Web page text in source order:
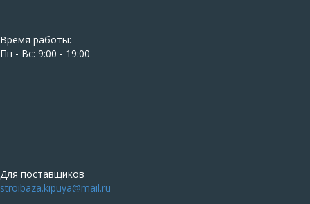
Время работы:
Пн - Вс: 9:00 - 19:00
Для поставщиков
stroibaza.kipuya@mail.ru